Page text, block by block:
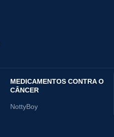
MEDICAMENTOS CONTRA O
CÂNCER
NottyBoy